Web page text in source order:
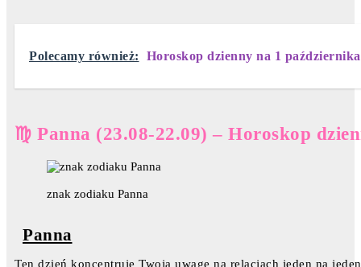
Polecamy również: Horoskop dzienny na 1
♍ Panna (23.08-22.09) – Horoskop
znak zodiaku Panna
Panna
Ten dzień koncentruje Twoją uwagę na relacjach jeden na